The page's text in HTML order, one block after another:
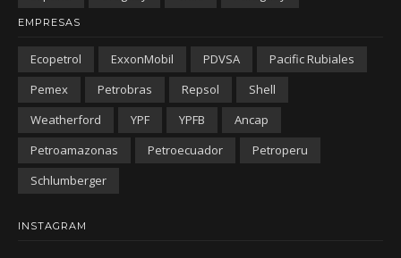
EMPRESAS
Ecopetrol ExxonMobil PDVSA
Pacific Rubiales
Pemex
Petrobras Repsol
Shell
Weatherford
YPF YPFB
Ancap
Petroamazonas
Petroecuador
Petroperu
Schlumberger
INSTAGRAM